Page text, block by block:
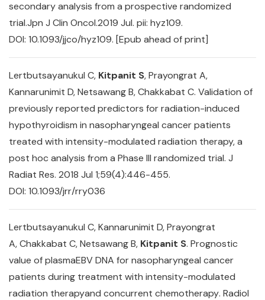
secondary analysis from a prospective randomized
trial.Jpn J Clin Oncol.2019 Jul. pii: hyz109.
DOI: 10.1093/jjco/hyz109. [Epub ahead of print]
Lertbutsayanukul C, Kitpanit S, Prayongrat A,
Kannarunimit D, Netsawang B, Chakkabat C. Validation of
previously reported predictors for radiation-induced
hypothyroidism in nasopharyngeal cancer patients
treated with intensity-modulated radiation therapy, a
post hoc analysis from a Phase III randomized trial. J
Radiat Res. 2018 Jul 1;59(4):446-455.
DOI: 10.1093/jrr/rry036
Lertbutsayanukul C, Kannarunimit D, Prayongrat
A, Chakkabat C, Netsawang B, Kitpanit S. Prognostic
value of plasmaEBV DNA for nasopharyngeal cancer
patients during treatment with intensity-modulated
radiation therapyand concurrent chemotherapy. Radiol